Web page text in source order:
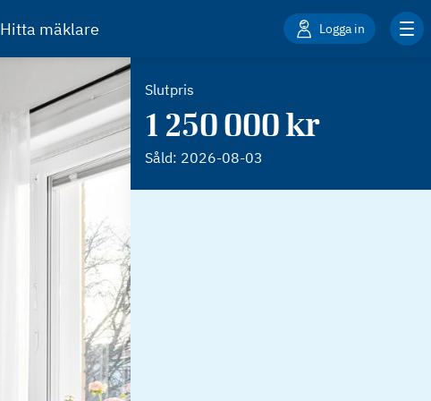
Hitta mäklare Logga in
Slutpris
1 250 000 kr
Såld: 2026-08-03